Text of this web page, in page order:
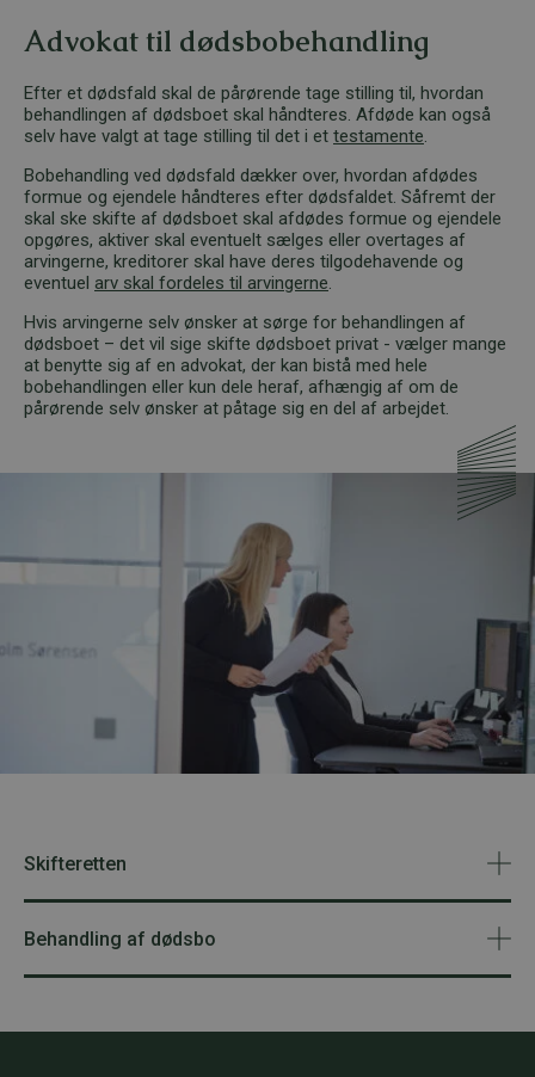
Advokat til dødsbobehandling
Efter et dødsfald skal de pårørende tage stilling til, hvordan
behandlingen af dødsboet skal håndteres. Afdøde kan også
selv have valgt at tage stilling til det i et testamente.
Bobehandling ved dødsfald dækker over, hvordan afdødes
formue og ejendele håndteres efter dødsfaldet. Såfremt der
skal ske skifte af dødsboet skal afdødes formue og ejendele
opgøres, aktiver skal eventuelt sælges eller overtages af
arvingerne, kreditorer skal have deres tilgodehavende og
eventuel arv skal fordeles til arvingerne.
Hvis arvingerne selv ønsker at sørge for behandlingen af
dødsboet – det vil sige skifte dødsboet privat - vælger mange
at benytte sig af en advokat, der kan bistå med hele
bobehandlingen eller kun dele heraf, afhængig af om de
pårørende selv ønsker at påtage sig en del af arbejdet.
Skifteretten
Behandling af dødsbo